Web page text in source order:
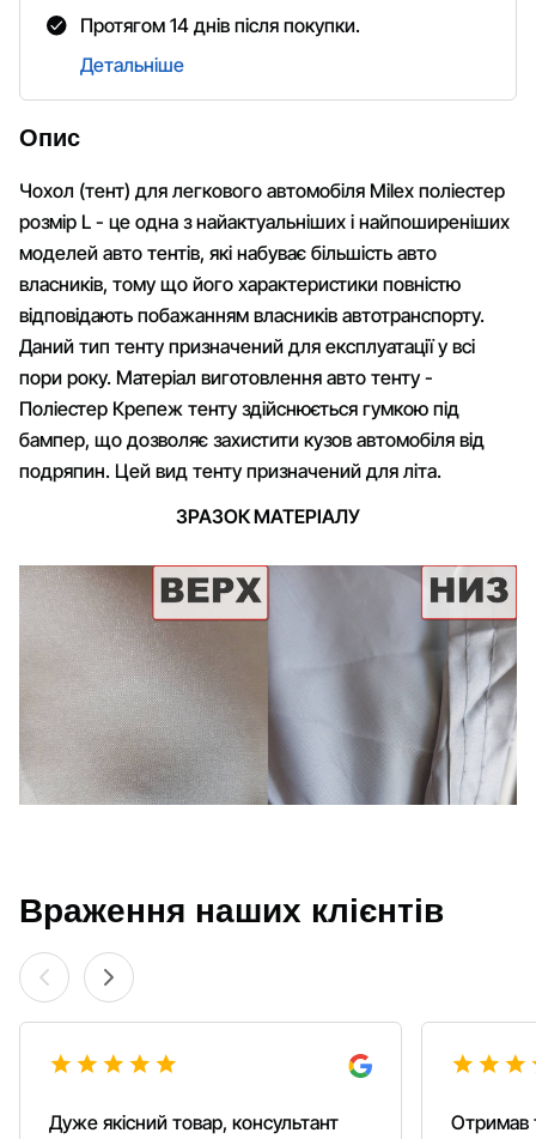
Опис
Чохол (тент) для легкового автомобіля Milex поліестер
розмір L - це одна з найактуальніших і найпоширеніших
моделей авто тентів, які набуває більшість авто
власників, тому що його характеристики повністю
відповідають побажанням власників автотранспорту.
Даний тип тенту призначений для експлуатації у всі
пори року. Матеріал виготовлення авто тенту -
Поліестер Крепеж тенту здійснюється гумкою під
бампер, що дозволяє захистити кузов автомобіля від
подряпин. Цей вид тенту призначений для літа.
ЗРАЗОК МАТЕРІАЛУ
Протягом 14 днів після покупки.
Детальніше
Враження наших клієнтів
Дуже якісний товар, консультант
Отримав